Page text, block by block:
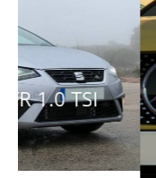
Pruebas